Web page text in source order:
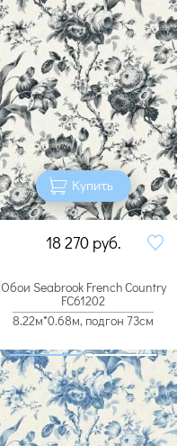
Купить
18 270 руб.
Обои Seabrook French Country
FC61202
8.22м*0.68м, подгон 73см